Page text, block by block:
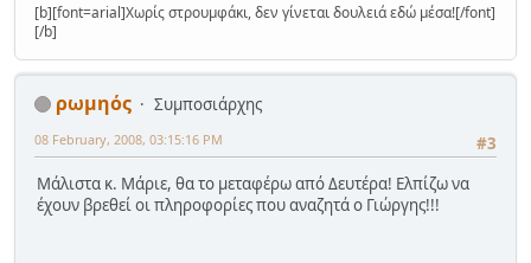
[b][font=arial]Χωρίς στρουμφάκι, δεν γίνεται δουλειά εδώ μέσα![/font]
[/b]
ρωμηός
Συμποσιάρχης
#3
08 February, 2008, 03:15:16 PM
Μάλιστα κ. Μάριε, θα το μεταφέρω από Δευτέρα! Ελπίζω να
έχουν βρεθεί οι πληροφορίες που αναζητά ο Γιώργης!!!